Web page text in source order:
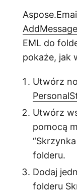
EML do
pokaże, jak
Utwórz
Utwórz
pomocą
folderu.
Dodaj
folderu